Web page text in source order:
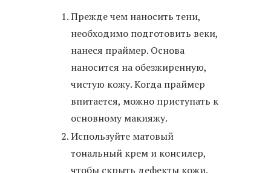
Прежде чем наносить тени,
необходимо подготовить веки,
нанеся праймер. Основа
наносится на обезжиренную,
чистую кожу. Когда праймер
впитается, можно приступать к
основному макияжу.
Используйте матовый
тональный крем и консилер,
чтобы скрыть дефекты кожи.